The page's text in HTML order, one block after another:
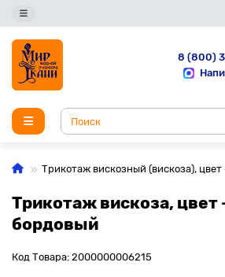
8 (800)
Трикотаж вискозный (вискоза),
Трикотаж вискоза, цвет
бордовый
Код Товара: 2000000006215